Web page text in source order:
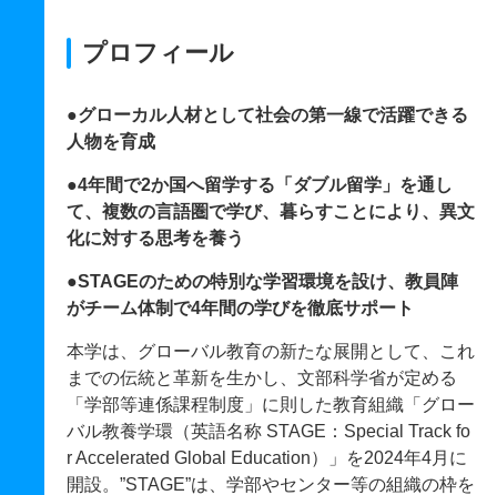
プロフィール
●グローカル人材として社会の第一線で活躍できる
人物を育成
●4年間で2か国へ留学する「ダブル留学」を通し
て、複数の言語圏で学び、暮らすことにより、異文
化に対する思考を養う
●STAGEのための特別な学習環境を設け、教員陣
がチーム体制で4年間の学びを徹底サポート
本学は、グローバル教育の新たな展開として、これ
までの伝統と革新を生かし、文部科学省が定める
「学部等連係課程制度」に則した教育組織「グロー
バル教養学環（英語名称 STAGE：Special Track fo
r Accelerated Global Education）」を2024年4月に
開設。”STAGE”は、学部やセンター等の組織の枠を